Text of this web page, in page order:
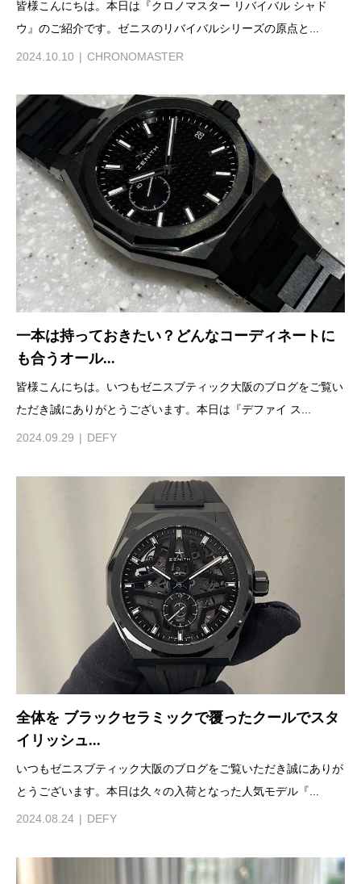
皆様こんにちは。本日は『クロノマスター リバイバル シャド
ウ』のご紹介です。ゼニスのリバイバルシリーズの原点と...
2024.10.10 CHRONOMASTER
一本は持っておきたい？どんなコーディネートに
も合うオール...
皆様こんにちは。いつもゼニスブティック大阪のブログをご覧い
ただき誠にありがとうございます。本日は『デファイ ス...
2024.09.29 DEFY
全体を ブラックセラミックで覆ったクールでスタ
イリッシュ...
いつもゼニスブティック大阪のブログをご覧いただき誠にありが
とうございます。本日は久々の入荷となった人気モデル『...
2024.08.24 DEFY